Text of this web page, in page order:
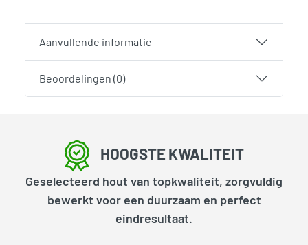
Aanvullende informatie
Beoordelingen (0)
HOOGSTE KWALITEIT
Geselecteerd hout van topkwaliteit, zorgvuldig
bewerkt voor een duurzaam en perfect
eindresultaat.